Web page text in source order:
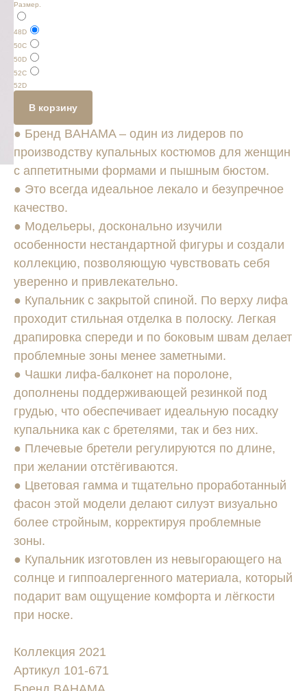
Размер.
48D
50C
50D
52C
52D
В корзину
● Бренд BAHAMA – один из лидеров по
производству купальных костюмов для женщин
с аппетитными формами и пышным бюстом.
● Это всегда идеальное лекало и безупречное
качество.
● Модельеры, досконально изучили
особенности нестандартной фигуры и создали
коллекцию, позволяющую чувствовать себя
уверенно и привлекательно.
● Купальник с закрытой спиной. По верху лифа
проходит стильная отделка в полоску. Легкая
драпировка спереди и по боковым швам делает
проблемные зоны менее заметными.
● Чашки лифа-балконет на поролоне,
дополнены поддерживающей резинкой под
грудью, что обеспечивает идеальную посадку
купальника как с бретелями, так и без них.
● Плечевые бретели регулируются по длине,
при желании отстёгиваются.
● Цветовая гамма и тщательно проработанный
фасон этой модели делают силуэт визуально
более стройным, корректируя проблемные
зоны.
● Купальник изготовлен из невыгорающего на
солнце и гиппоалергенного материала, который
подарит вам ощущение комфорта и лёгкости
при носке.
Коллекция 2021
Артикул 101-671